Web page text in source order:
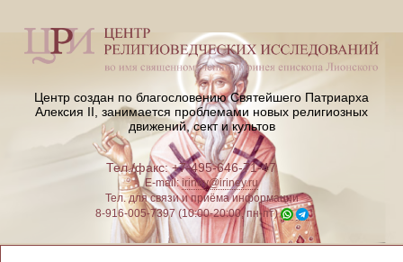
Центр создан по благословению Святейшего Патриарха
Алексия II, занимается проблемами новых религиозных
движений, сект и культов
Тел./факс: +7-495-646-71-47
E-mail:iriney@iriney.ru
Тел. для связи и приёма информации
8-916-005-7397 (10:00-20:00, пн-пт)